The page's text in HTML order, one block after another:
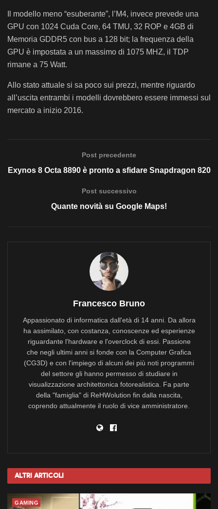
Il modello meno “esuberante”, l’M4, invece prevede una
GPU con 1024 Cuda Core, 64 TMU, 32 ROP e 4GB di
Memoria GDDR5 con bus a 128 bit; la frequenza della
GPU è impostata a un massimo di 1075 MHZ, il TDP
rimane a 75 Watt.
Allo stato attuale si sa poco sui prezzi, mentre riguardo
all’uscita entrambi i modelli dovrebbero essere immessi sul
mercato a inizio 2016.
Post precedente
Exynos 8 Octa 8890 è pronto a sfidare Snapdragon 820
Post successivo
Quante novità su Google Maps!
Francesco Bruno
Appassionato di informatica dall'età di 14 anni. Da allora
ha assimilato, con costanza, conoscenze ed esperienze
riguardante l'hardware e l'overclock di essi. Passione
che negli ultimi anni si fonde con la Computer Grafica
(CG3D) e con l'impiego di alcuni dei più noti programmi
del settore gli hanno permesso di studiare in
visualizzazione architettonica fotorealistica. Fa parte
della "famiglia" di ReHWolution fin dalla nascita,
coprendo attualmente il ruolo di vice amministratore.
Altri Articoli
GAMING